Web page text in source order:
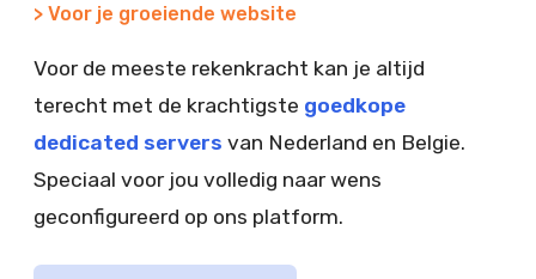
> Voor je groeiende website
Voor de meeste rekenkracht kan je altijd
terecht met de krachtigste goedkope
dedicated servers van Nederland en Belgie.
Speciaal voor jou volledig naar wens
geconfigureerd op ons platform.